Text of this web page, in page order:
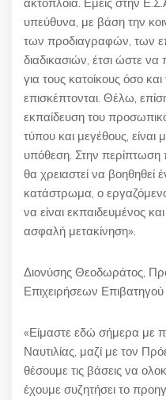
ακτοπλοΐα. Εμείς στην
υπεύθυνα, με βάση την
των προδιαγραφών, των
διαδικασιών, έτσι ώστε
για τους κατοίκους όσο
επισκέπτονται. Θέλω,
εκπαίδευση του
τύπου και μεγέθους,
υπόθεση. Στην
θα χρειαστεί να
κατάστρωμα, ο
να είναι εκπαιδευμένος
ασφαλή μετακίνηση».
Διονύσης Θεοδωράτος,
Επιχειρήσεων Επιβατηγού
«Είμαστε εδώ σήμερα με
Ναυτιλίας, μαζί με τον
θέσουμε τις βάσεις να
έχουμε συζητήσει το